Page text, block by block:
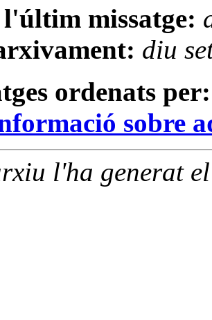
missatge:
diu
ordenats per:
sobre
l'ha generat